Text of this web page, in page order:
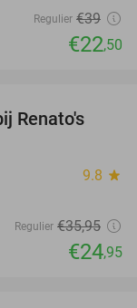
Regulier €39
€22,50
31%
Renato's
9.8 star
Regulier €35,95
€24,95